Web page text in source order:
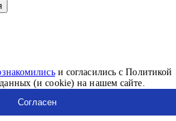
и согласились с Политикой
(и cookie) на нашем сайте.
Согласен